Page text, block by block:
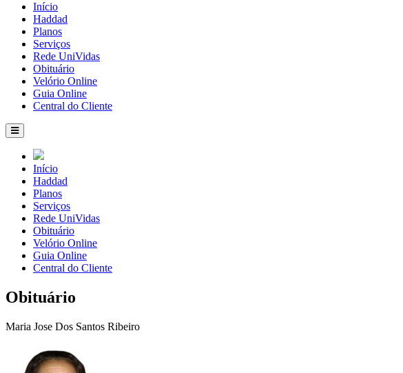
Início
Haddad
Planos
Serviços
Rede UniVidas
Obituário
Velório Online
Guia Online
Central do Cliente
Início
Haddad
Planos
Serviços
Rede UniVidas
Obituário
Velório Online
Guia Online
Central do Cliente
Obituário
Maria Jose Dos Santos Ribeiro